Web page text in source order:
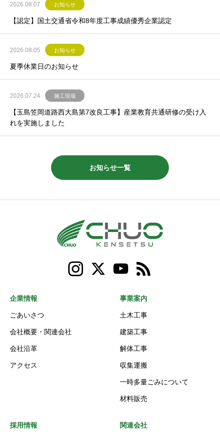
2026.08.07 お知らせ
【認定】国土交通省令和8年度工事成績優秀企業認定
2026.08.05 お知らせ
夏季休業日のお知らせ
2026.07.24 施工現場
【玉島笠岡道路西大島第7改良工事】産業教育共通研修の受け入
れを実施しました
お知らせ一覧
企業情報
ごあいさつ
会社概要・関連会社
会社沿革
アクセス
事業案内
土木工事
建築工事
解体工事
収集運搬
一時多量ごみについて
材料販売
採用情報 関連会社